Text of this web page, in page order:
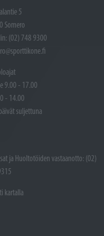
5
Somero
(02) 748 9300
9.00 - 17.00
- 14.00
suljettuna
ja Huoltotöiden vastaanotto: (02)
kartalla